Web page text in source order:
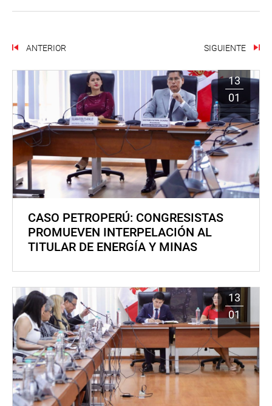
ANTERIOR SIGUIENTE
13
01
CASO PETROPERÚ: CONGRESISTAS
PROMUEVEN INTERPELACIÓN AL
TITULAR DE ENERGÍA Y MINAS
13
01